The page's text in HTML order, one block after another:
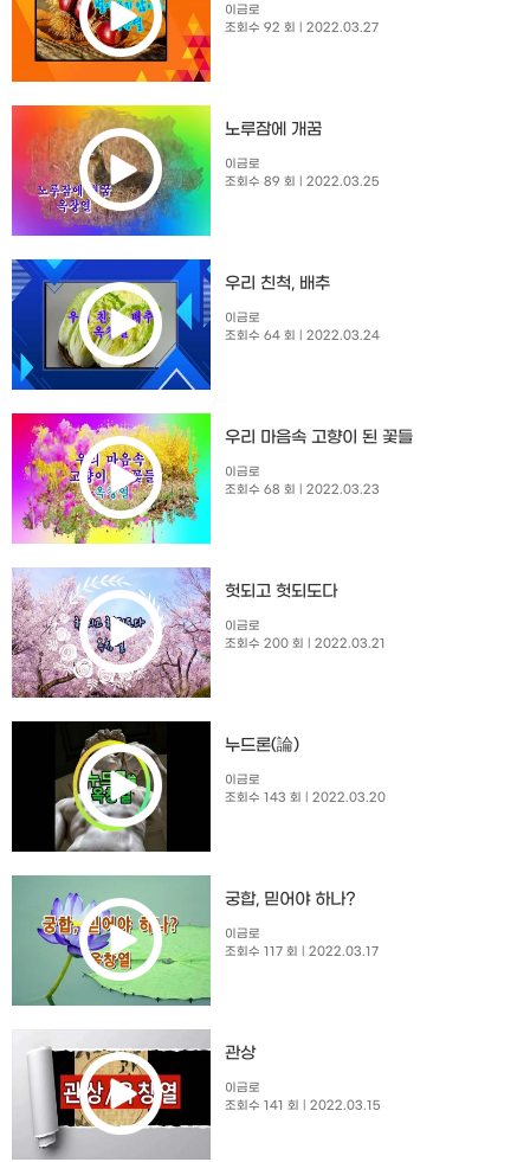
이금로
조회수 92 회
| 2022.03.27
노루잠에 개꿈
이금로
조회수 89 회
| 2022.03.25
우리 친척, 배추
이금로
조회수 64 회
| 2022.03.24
우리 마음속 고향이 된 꽃들
이금로
조회수 68 회
| 2022.03.23
헛되고 헛되도다
이금로
조회수 200 회
| 2022.03.21
누드론(論)
이금로
조회수 143 회
| 2022.03.20
궁합, 믿어야 하나?
이금로
조회수 117 회
| 2022.03.17
관상
이금로
조회수 141 회
| 2022.03.15